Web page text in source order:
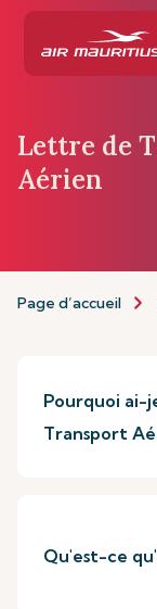
Lettre de
Aérien
Page d’accueil
Pourquoi ai-
Transport
Qu'est-ce